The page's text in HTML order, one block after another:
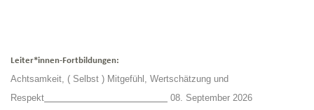
Leiter*innen-Fortbildungen:
Achtsamkeit, ( Selbst ) Mitgefühl, Wertschätzung und
Respekt
08. September 2026